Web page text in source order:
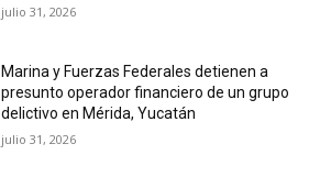
julio 31, 2026
Marina y Fuerzas Federales detienen a
presunto operador financiero de un grupo
delictivo en Mérida, Yucatán
julio 31, 2026